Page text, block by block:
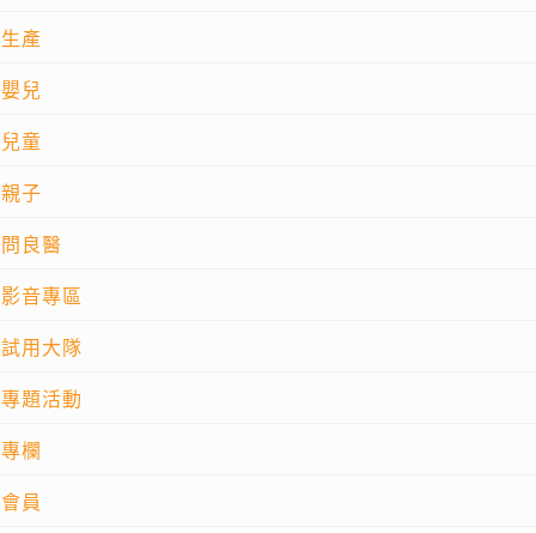
生產
嬰兒
兒童
親子
問良醫
影音專區
試用大隊
專題活動
專欄
會員